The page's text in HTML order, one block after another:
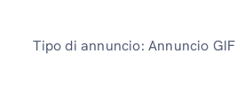
Tipo di annuncio: Annuncio GIF